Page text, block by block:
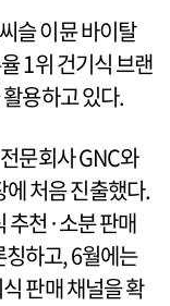
슬 이뮨 바이탈
1위 건기식 브랜
용하고 있다.
문회사 GNC와
처음 진출했다.
추천·소분 판매
칭하고, 6월에는
판매 채널을 확